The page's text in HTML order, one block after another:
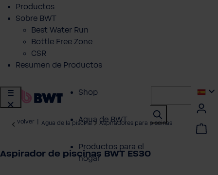
Productos
Sobre BWT
Best Water Run
Bottle Free Zone
CSR
Resumen de Productos
Shop
Agua de BWT
Productos para el
hogar
volver Agua de la piscina Aspiradores para piscinas
Aspirador de piscinas BWT ES30